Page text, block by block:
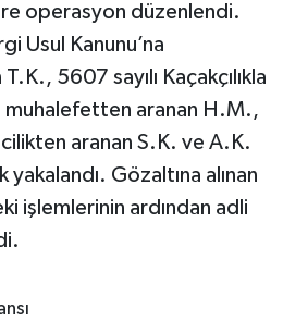
operasyon düzenlendi.
Usul Kanunu’na
5607 sayılı Kaçakçılıkla
muhalefetten aranan H.M.,
aranan S.K. ve A.K.
yakalandı. Gözaltına alınan
işlemlerinin ardından adli